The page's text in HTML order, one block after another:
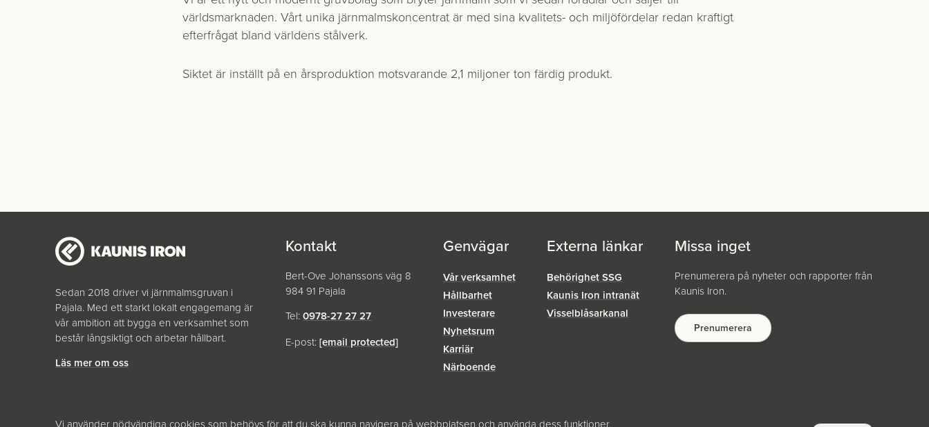
världsmarknaden. Vårt unika järnmalmskoncentrat är med sina kvalitets- och miljöfördelar redan kraftigt
efterfrågat bland världens stålverk.
Siktet är inställt på en årsproduktion motsvarande 2,1 miljoner ton färdig produkt.
Sedan 2018 driver vi järnmalmsgruvan i
Pajala. Med ett starkt lokalt engagemang är
vår ambition att bygga en verksamhet som
består långsiktigt och arbetar hållbart.
Läs mer om oss
Kontakt
Bert-Ove Johanssons väg 8
984 91 Pajala
Tel:0978-27 27 27
E-post:[email protected]
Genvägar
Vår verksamhet
Hållbarhet
Investerare
Nyhetsrum
Karriär
Närboende
Externa länkar
Behörighet SSG
Kaunis Iron intranät
Visselblåsar­kanal
Missa inget
Prenumerera på nyheter och rapporter från
Kaunis Iron.
Prenumerera
Vi använder nödvändiga cookies som behövs för att du ska kunna navigera på webbplatsen och använda dess funktioner.